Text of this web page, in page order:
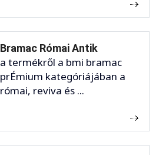
Bramac Római Antik
a termékről a bmi bramac
prÉmium kategóriájában a
római, reviva és ...